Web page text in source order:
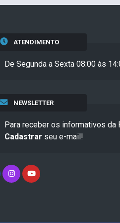
ATENDIMENTO
De Segunda a Sexta 08:00 às
NEWSLETTER
Para receber os informativos da
Cadastrar seu e-mail!